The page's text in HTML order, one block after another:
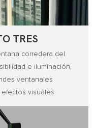
TRES
corredera del
e iluminación,
ventanales
visuales.